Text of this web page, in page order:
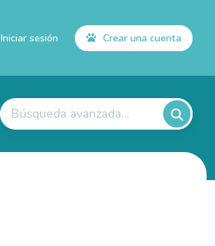
Iniciar sesión Crear una cuenta
Búsqueda avanzada...